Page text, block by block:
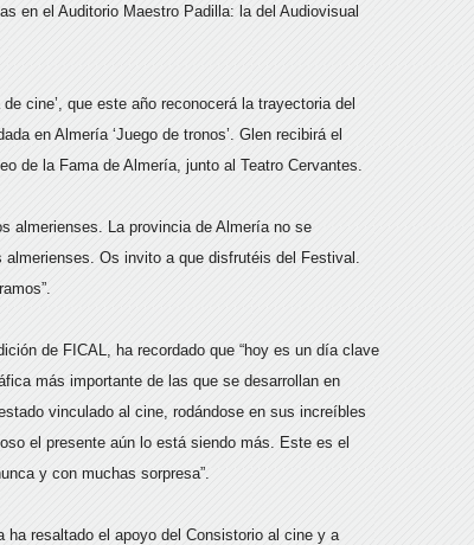
en el Auditorio Maestro Padilla: la del Audiovisual
cine’, que este año reconocerá la trayectoria del
en Almería ‘Juego de tronos’. Glen recibirá el
de la Fama de Almería, junto al Teatro Cervantes.
almerienses. La provincia de Almería no se
Os invito a que disfrutéis del Festival.
de FICAL, ha recordado que “hoy es un día clave
más importante de las que se desarrollan en
vinculado al cine, rodándose en sus increíbles
el presente aún lo está siendo más. Este es el
y con muchas sorpresa”.
resaltado el apoyo del Consistorio al cine y a